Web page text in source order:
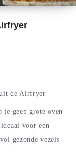
de Airfryer
je geen grote oven
voor een
gezonde vezels